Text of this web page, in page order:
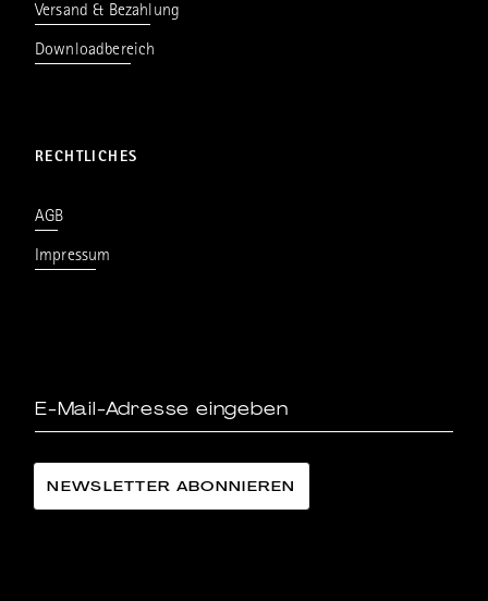
Versand & Bezahlung
Downloadbereich
RECHTLICHES
AGB
Impressum